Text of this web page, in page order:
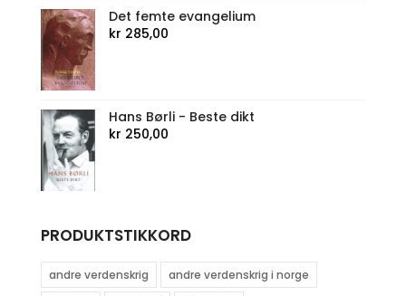
Det femte evangelium
kr 285,00
Hans Børli - Beste dikt
kr 250,00
PRODUKTSTIKKORD
andre verdenskrig
andre verdenskrig i norge